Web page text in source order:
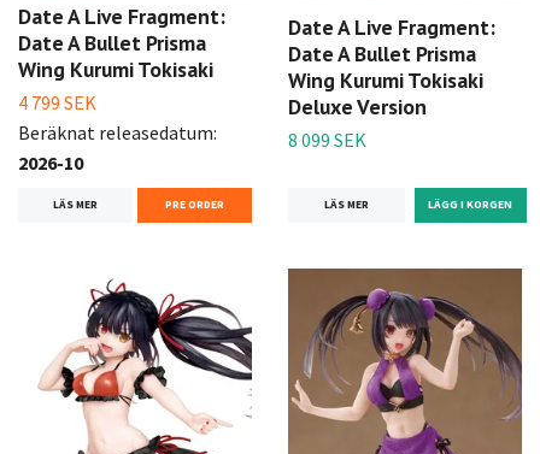
Date A Live Fragment:
Date A Bullet Prisma
Wing Kurumi Tokisaki
4 799 SEK
Beräknat releasedatum:
2026-10
LÄS MER PRE ORDER
Date A Live Fragment:
Date A Bullet Prisma
Wing Kurumi Tokisaki
Deluxe Version
8 099 SEK
LÄS MER